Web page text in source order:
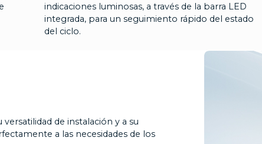
indicaciones luminosas, a través de la barra LED
integrada, para un seguimiento rápido del estado
del ciclo.
versatilidad de instalación y a su
a las necesidades de los